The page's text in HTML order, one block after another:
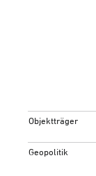
Objektträger
Geopolitik